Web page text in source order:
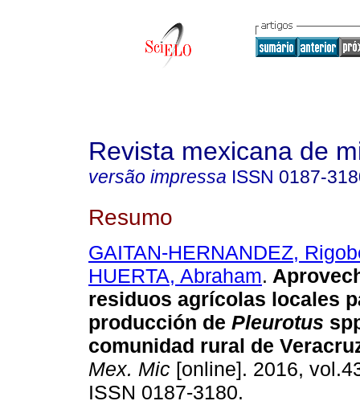
Revista mexicana de
versão impressa ISSN 0187-
Resumo
GAITAN-HERNANDEZ,
HUERTA, Abraham.
residuos agrícolas locales
producción de Pleurotus
comunidad rural de
Mex. Mic [online]. 2016,
ISSN 0187-3180.